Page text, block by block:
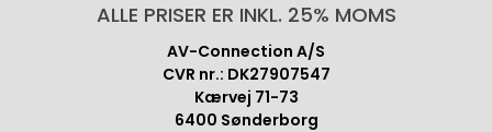
ALLE PRISER ER INKL. 25% MOMS
AV-Connection A/S
CVR nr.: DK27907547
Kærvej 71-73
6400 Sønderborg